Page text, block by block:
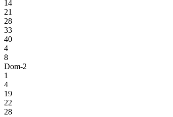
14
21
28
33
40
4
8
Dom-2
1
4
19
22
28